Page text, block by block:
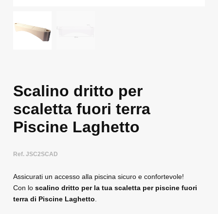
Scalino dritto per
scaletta fuori terra
Piscine Laghetto
Ref. JSC2SCAD
Assicurati un accesso alla piscina sicuro e confortevole!
Con lo scalino dritto per la tua scaletta per piscine fuori
terra di Piscine Laghetto